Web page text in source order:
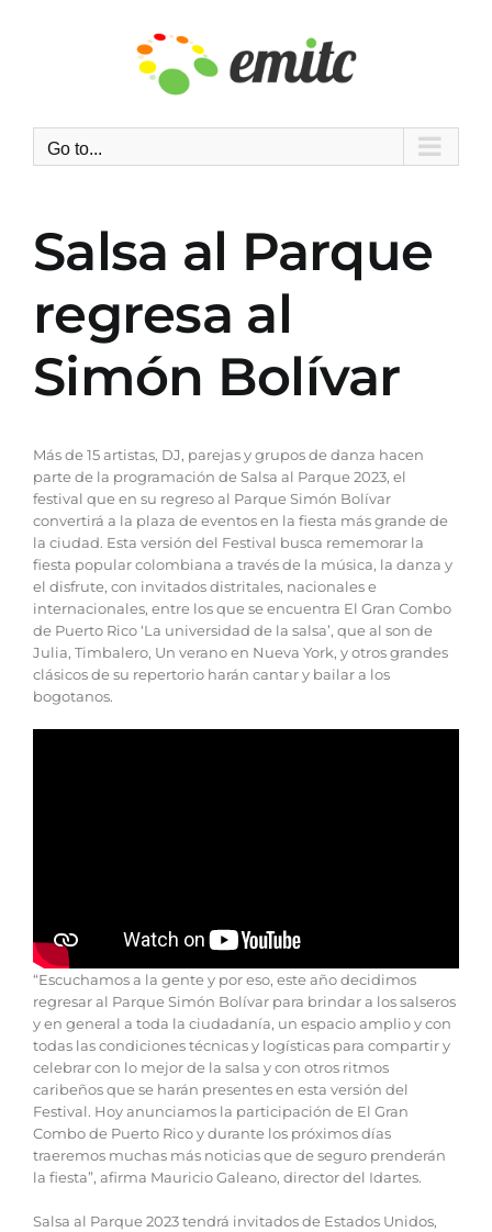
Go to...
Salsa al Parque
regresa al
Simón Bolívar
Más de 15 artistas, DJ, parejas y grupos de danza hacen
parte de la programación de Salsa al Parque 2023, el
festival que en su regreso al Parque Simón Bolívar
convertirá a la plaza de eventos en la fiesta más grande de
la ciudad. Esta versión del Festival busca rememorar la
fiesta popular colombiana a través de la música, la danza y
el disfrute, con invitados distritales, nacionales e
internacionales, entre los que se encuentra El Gran Combo
de Puerto Rico ‘La universidad de la salsa’, que al son de
Julia, Timbalero, Un verano en Nueva York, y otros grandes
clásicos de su repertorio harán cantar y bailar a los
bogotanos.
“Escuchamos a la gente y por eso, este año decidimos
regresar al Parque Simón Bolívar para brindar a los salseros
y en general a toda la ciudadanía, un espacio amplio y con
todas las condiciones técnicas y logísticas para compartir y
celebrar con lo mejor de la salsa y con otros ritmos
caribeños que se harán presentes en esta versión del
Festival. Hoy anunciamos la participación de El Gran
Combo de Puerto Rico y durante los próximos días
traeremos muchas más noticias que de seguro prenderán
la fiesta”, afirma Mauricio Galeano, director del Idartes.
Salsa al Parque 2023 tendrá invitados de Estados Unidos,